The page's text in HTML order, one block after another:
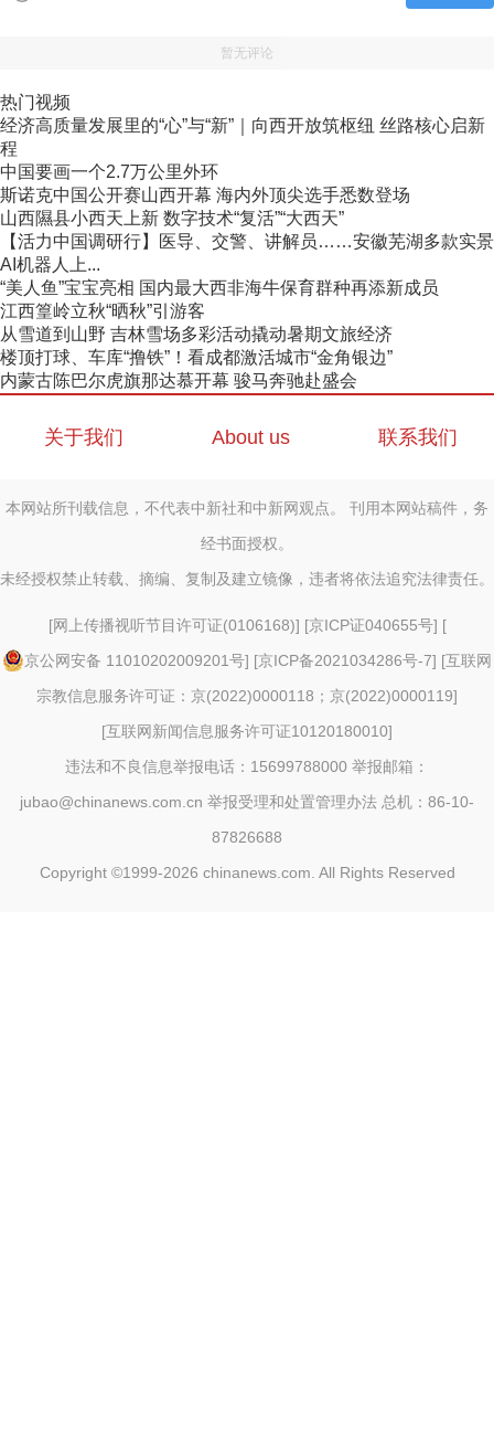
暂无评论
热门视频
经济高质量发展里的“心”与“新”｜向西开放筑枢纽 丝路核心启新
程
中国要画一个2.7万公里外环
斯诺克中国公开赛山西开幕 海内外顶尖选手悉数登场
山西隰县小西天上新 数字技术“复活”“大西天”
【活力中国调研行】医导、交警、讲解员……安徽芜湖多款实景
AI机器人上...
“美人鱼”宝宝亮相 国内最大西非海牛保育群种再添新成员
江西篁岭立秋“晒秋”引游客
从雪道到山野 吉林雪场多彩活动撬动暑期文旅经济
楼顶打球、车库“撸铁”！看成都激活城市“金角银边”
内蒙古陈巴尔虎旗那达慕开幕 骏马奔驰赴盛会
关于我们 About us 联系我们
本网站所刊载信息，不代表中新社和中新网观点。 刊用本网站稿件，务
经书面授权。
未经授权禁止转载、摘编、复制及建立镜像，违者将依法追究法律责任。
[网上传播视听节目许可证(0106168)] [京ICP证040655号] [
京公网安备 11010202009201号] [京ICP备2021034286号-7] [互联网
宗教信息服务许可证：京(2022)0000118；京(2022)0000119]
[互联网新闻信息服务许可证10120180010]
违法和不良信息举报电话：15699788000 举报邮箱：
jubao@chinanews.com.cn 举报受理和处置管理办法 总机：86-10-
87826688
Copyright ©1999-2026 chinanews.com. All Rights Reserved